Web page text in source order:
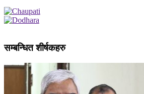
सम्बन्धित शीर्षकहरु